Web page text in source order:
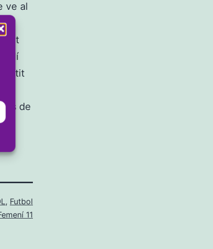
ve al
de
, Futbol
11